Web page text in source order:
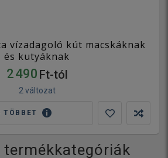
vízadagoló kút macskáknak
és kutyáknak
2 490 Ft-tól
2 változat
TÖBBET
termékkategóriák